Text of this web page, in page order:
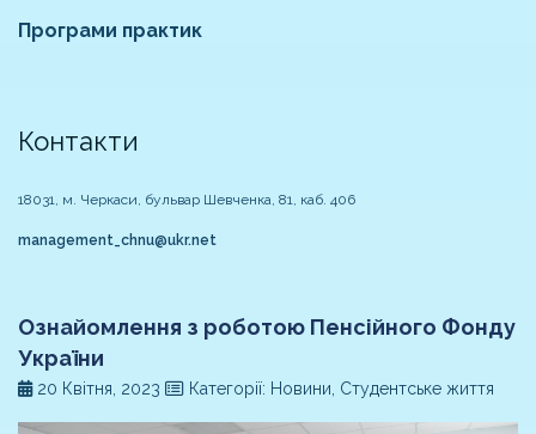
Програми практик
Контакти
18031, м. Черкаси, бульвар Шевченка, 81, каб. 406
management_chnu@ukr.net
Ознайомлення з роботою Пенсійного Фонду
України
20 Квітня, 2023 Категорії: Новини, Студентське життя